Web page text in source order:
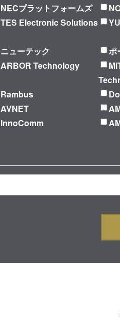
NECプラットフォームズ
TES Electronic Solutions
ニューテック ポ
ARBOR Technology
Rambus
AVNET
InnoComm